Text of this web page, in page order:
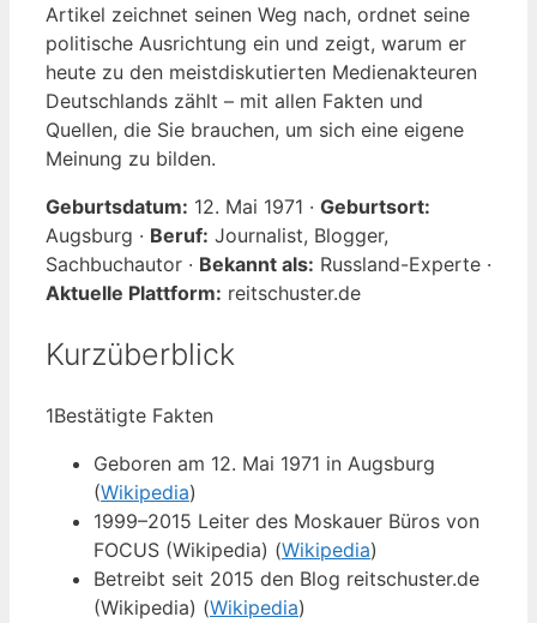
Artikel zeichnet seinen Weg nach, ordnet seine
politische Ausrichtung ein und zeigt, warum er
heute zu den meistdiskutierten Medienakteuren
Deutschlands zählt – mit allen Fakten und
Quellen, die Sie brauchen, um sich eine eigene
Meinung zu bilden.
Geburtsdatum: 12. Mai 1971 · Geburtsort:
Augsburg · Beruf: Journalist, Blogger,
Sachbuchautor · Bekannt als: Russland-Experte ·
Aktuelle Plattform: reitschuster.de
Kurzüberblick
1Bestätigte Fakten
Geboren am 12. Mai 1971 in Augsburg
(Wikipedia)
1999–2015 Leiter des Moskauer Büros von
FOCUS (Wikipedia) (Wikipedia)
Betreibt seit 2015 den Blog reitschuster.de
(Wikipedia) (Wikipedia)